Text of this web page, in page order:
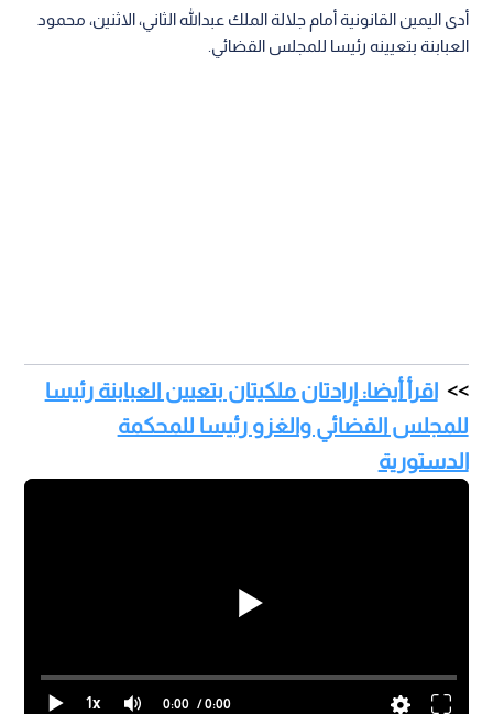
أدى اليمين القانونية أمام جلالة الملك عبدالله الثاني، الاثنين، محمود
العبابنة بتعيينه رئيسا للمجلس القضائي.
اقرأ أيضا: إرادتان ملكيتان بتعيين العبابنة رئيسا
للمجلس القضائي والغزو رئيسا للمحكمة
الدستورية
1x 0:00 / 0:00